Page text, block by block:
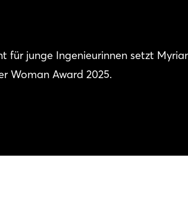
für junge Ingenieurinnen setzt
Woman Award 2025.